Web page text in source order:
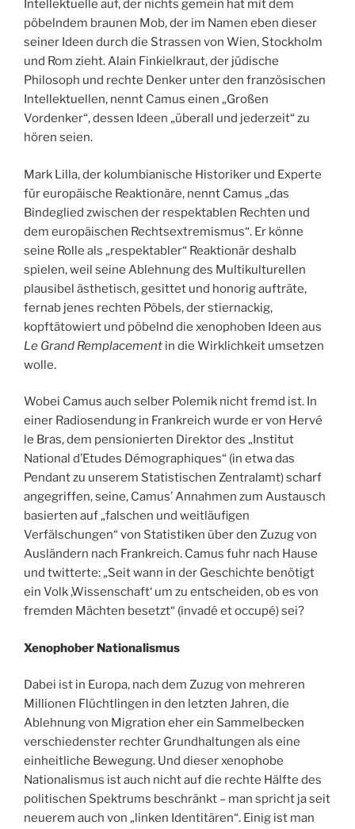
Intellektuelle auf, der nichts gemein hat mit dem
pöbelndem braunen Mob, der im Namen eben dieser
seiner Ideen durch die Strassen von Wien, Stockholm
und Rom zieht. Alain Finkielkraut, der jüdische
Philosoph und rechte Denker unter den französischen
Intellektuellen, nennt Camus einen „Großen
Vordenker“, dessen Ideen „überall und jederzeit“ zu
hören seien.
Mark Lilla, der kolumbianische Historiker und Experte
für europäische Reaktionäre, nennt Camus „das
Bindeglied zwischen der respektablen Rechten und
dem europäischen Rechtsextremismus“. Er könne
seine Rolle als „respektabler“ Reaktionär deshalb
spielen, weil seine Ablehnung des Multikulturellen
plausibel ästhetisch, gesittet und honorig aufträte,
fernab jenes rechten Pöbels, der stiernackig,
kopftätowiert und pöbelnd die xenophoben Ideen aus
Le Grand Remplacement in die Wirklichkeit umsetzen
wolle.
Wobei Camus auch selber Polemik nicht fremd ist. In
einer Radiosendung in Frankreich wurde er von Hervé
le Bras, dem pensionierten Direktor des „Institut
National d’Etudes Démographiques“ (in etwa das
Pendant zu unserem Statistischen Zentralamt) scharf
angegriffen, seine, Camus’ Annahmen zum Austausch
basierten auf „falschen und weitläufigen
Verfälschungen“ von Statistiken über den Zuzug von
Ausländern nach Frankreich. Camus fuhr nach Hause
und twitterte: „Seit wann in der Geschichte benötigt
ein Volk ,Wissenschaft‘ um zu entscheiden, ob es von
fremden Mächten besetzt“ (invadé et occupé) sei?
Xenophober Nationalismus
Dabei ist in Europa, nach dem Zuzug von mehreren
Millionen Flüchtlingen in den letzten Jahren, die
Ablehnung von Migration eher ein Sammelbecken
verschiedenster rechter Grundhaltungen als eine
einheitliche Bewegung. Und dieser xenophobe
Nationalismus ist auch nicht auf die rechte Hälfte des
politischen Spektrums beschränkt – man spricht ja seit
neuerem auch von „linken Identitären“. Einig ist man